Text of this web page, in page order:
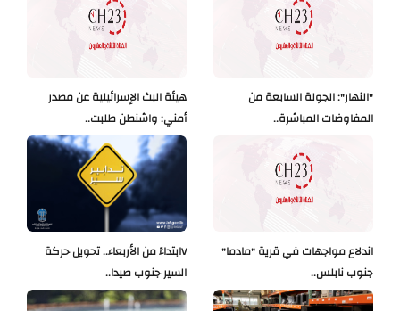
هيئة البث الإسرائيلية عن مصدر
أمني: واشنطن طلبت..
"النهار": الجولة السابعة من
المفاوضات المباشرة..
Vابتداءً من الأربعاء.. تحويل حركة
السير جنوب صيدا..
اندلاع مواجهات في قرية "مادما"
جنوب نابلس..